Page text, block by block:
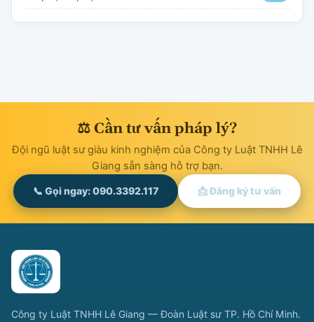
⚖ Cần tư vấn pháp lý?
Đội ngũ luật sư giàu kinh nghiệm của Công ty Luật TNHH Lê
Giang sẵn sàng hỗ trợ bạn.
📞 Gọi ngay: 090.3392.117 📩 Đăng ký tư vấn
Công ty Luật TNHH Lê Giang — Đoàn Luật sư TP. Hồ Chí Minh.